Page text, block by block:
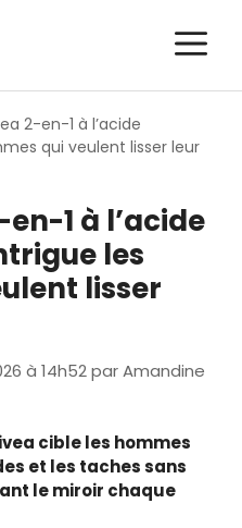
2-en-1 à l’acide
qui veulent lisser leur
1 à l’acide
les
lisser
à 14h52parAmandine
cible les hommes
et les taches sans
le miroir chaque